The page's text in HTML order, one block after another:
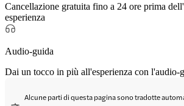
Cancellazione gratuita fino a 24 ore prima
esperienza
Audio-guida
Dai un tocco in più all'esperienza con l'audio-
Alcune parti di questa pagina sono tradotte